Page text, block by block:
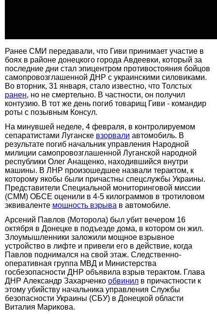
Ранее СМИ передавали, что Гиви принимает участие в
боях в районе донецкого города Авдеевки, который за
последние дни стал эпицентром противостояния бойцов
самопровозглашенной ДНР с украинскими силовиками.
Во вторник, 31 января, стало известно, что Толстых
ранен, но не смертельно. В частности, он получил
контузию. В тот же день погиб товарищ Гиви - командир
роты с позывным Консул.
На минувшей неделе, 4 февраля, в контролируемом
сепаратистами Луганске взорвали автомобиль. В
результате погиб начальник управления Народной
милиции самопровозглашенной Луганской народной
республики Олег Анащенко, находившийся внутри
машины. В ЛНР произошедшее назвали терактом, к
которому якобы были причастны спецслужбы Украины.
Представители Специальной мониторинговой миссии
(СММ) ОБСЕ оценили в 4-5 килограммов в тротиловом
эквиваленте мощность взрыва в автомобиле.
Арсений Павлов (Моторола) был убит вечером 16
октября в Донецке в подъезде дома, в котором он жил.
Злоумышленники заложили мощное взрывное
устройство в лифте и привели его в действие, когда
Павлов поднимался на свой этаж. Следственно-
оперативная группа МВД и Министерства
госбезопасности ДНР объявила взрыв терактом. Глава
ДНР Александр Захарченко обвинил в причастности к
этому убийству начальника управления Службы
безопасности Украины (СБУ) в Донецкой области
Виталия Марикова.